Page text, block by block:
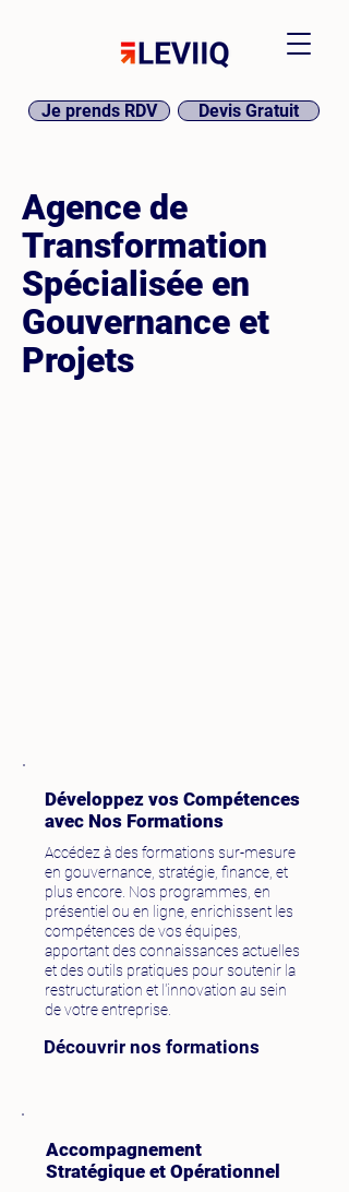
Je prends RDV Devis Gratuit
Agence de
Transformation
Spécialisée en
Gouvernance et
Projets
Développez vos Compétences
avec Nos Formations
Accédez à des formations sur-mesure
en gouvernance, stratégie, finance, et
plus encore. Nos programmes, en
présentiel ou en ligne, enrichissent les
compétences de vos équipes,
apportant des connaissances actuelles
et des outils pratiques pour soutenir la
restructuration et l'innovation au sein
de votre entreprise.
Découvrir nos formations
Accompagnement
Stratégique et Opérationnel